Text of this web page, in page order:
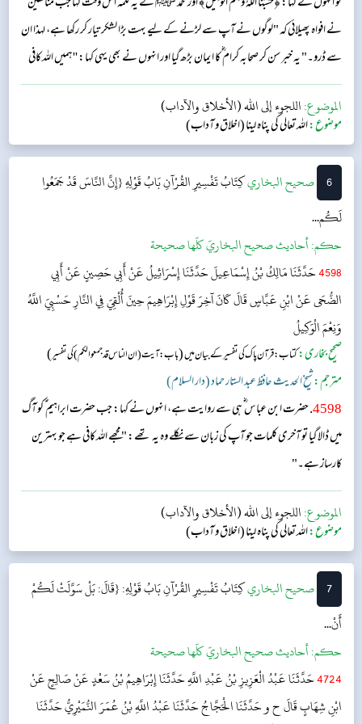
نے افواہ پھیلائی کہ "لوگوں نے آپ سے لڑنے کے لیے بہت بڑا لشکر تیار کر رکھا ہے، لہذا ان
سے ڈرو۔" یہ خبر سن کر صحابہ کرام ؓ کا ایمان بڑھ گیا اور انہوں نے بھی یہی کہا: ''ہمیں اللہ کافی
ہے اور وہ بہت اچھا کارساز ہے۔"...
الموضوع:اللجوء إلى الله (الأخلاق والآداب)
موضوع:اللہ تعالی کی پناہ لینا (اخلاق و آداب)
6 ‌‌صحيح البخاريكِتَابُ تَفْسِيرِ القُرْآنِبَابُ قَوْلِهِ {إِنَّ النَّاسَ قَدْ جَمَعُوا
لَكُم...
حکم:أحاديث صحيح البخاريّ كلّها صحيحة
4598حَدَّثَنَا مَالِكُ بْنُ إِسْمَاعِيلَ حَدَّثَنَا إِسْرَائِيلُ عَنْ أَبِي حَصِينٍ عَنْ أَبِي
الضُّحَى عَنْ ابْنِ عَبَّاسٍ قَالَ كَانَ آخِرَ قَوْلِ إِبْرَاهِيمَ حِينَ أُلْقِيَ فِي النَّارِ حَسْبِيَ اللَّهُ
وَنِعْمَ الْوَكِيلُ
صحیح بخاری:کتاب: قرآن پاک کی تفسیر کے بیان میں(باب: آیت ( ان الناس قد جمعوا لکم ) کی تفسیر)
مترجم:شیخ الحدیث حافظ عبد الستار حماد (دار السلام)
4598. حضرت ابن عباس ؓ ہی سے روایت ہے، انہوں نے کہا: جب حضرت ابراہیم ؑ کو آگ
میں ڈالا گیا تو آخری کلمات جو آپ کی زبان سے نکلے وہ یہ تھے: "مجھے اللہ کافی ہے جو بہترین
کارساز ہے۔"
الموضوع:اللجوء إلى الله (الأخلاق والآداب)
موضوع:اللہ تعالی کی پناہ لینا (اخلاق و آداب)
7 ‌‌صحيح البخاريكِتَابُ تَفْسِيرِ القُرْآنِبَابُ قَوْلِهِ: {قَالَ: بَلْ سَوَّلَتْ لَكُمْ
أَنْ...
حکم:أحاديث صحيح البخاريّ كلّها صحيحة
4724حَدَّثَنَا عَبْدُ الْعَزِيزِ بْنُ عَبْدِ اللَّهِ حَدَّثَنَا إِبْرَاهِيمُ بْنُ سَعْدٍ عَنْ صَالِحٍ عَنْ
ابْنِ شِهَابٍ قَالَ ح و حَدَّثَنَا الْحَجَّاجُ حَدَّثَنَا عَبْدُ اللَّهِ بْنُ عُمَرَ النُّمَيْرِيُّ حَدَّثَنَا